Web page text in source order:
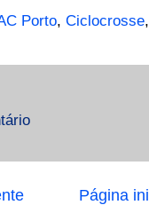
Porto, Ciclocrosse
Página